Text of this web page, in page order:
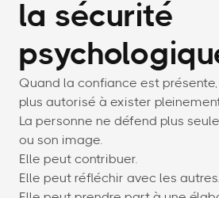
la sécurité
Quand la confiance est
plus autorisé à exister
La personne ne défend plus
ou son image.
Elle peut contribuer.
Elle peut réfléchir avec les autres.